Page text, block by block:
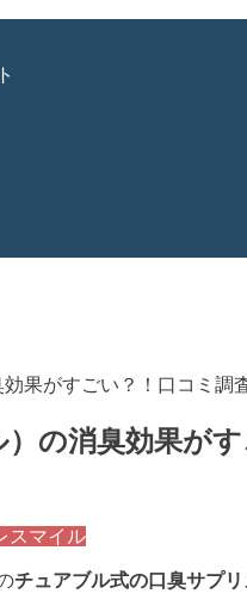
果がすごい？！口コミ調
の消臭効果が
スマイル
チュアブル式の口臭サプリ